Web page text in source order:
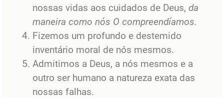
nossas vidas aos cuidados de Deus, da
maneira como nós O compreendíamos.
Fizemos um profundo e destemido
inventário moral de nós mesmos.
Admitimos a Deus, a nós mesmos e a
outro ser humano a natureza exata das
nossas falhas.